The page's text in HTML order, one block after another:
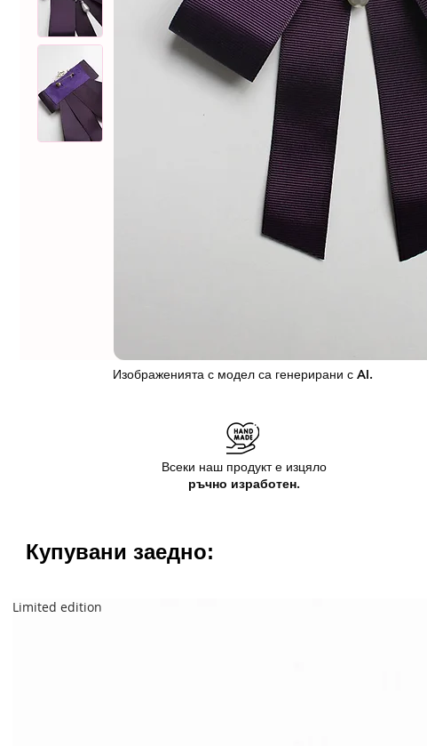
Изображенията с модел са генерирани с AI.
Всеки наш продукт е изцяло
ръчно изработен.
Купувани заедно:
Limited edition